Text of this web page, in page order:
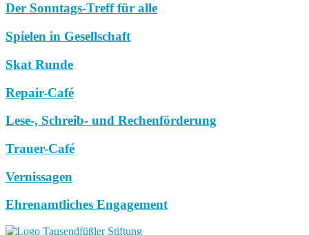
Der Sonntags-Treff für alle
Spielen in Gesellschaft
Skat Runde
Repair-Café
Lese-, Schreib- und Rechenförderung
Trauer-Café
Vernissagen
Ehrenamtliches Engagement